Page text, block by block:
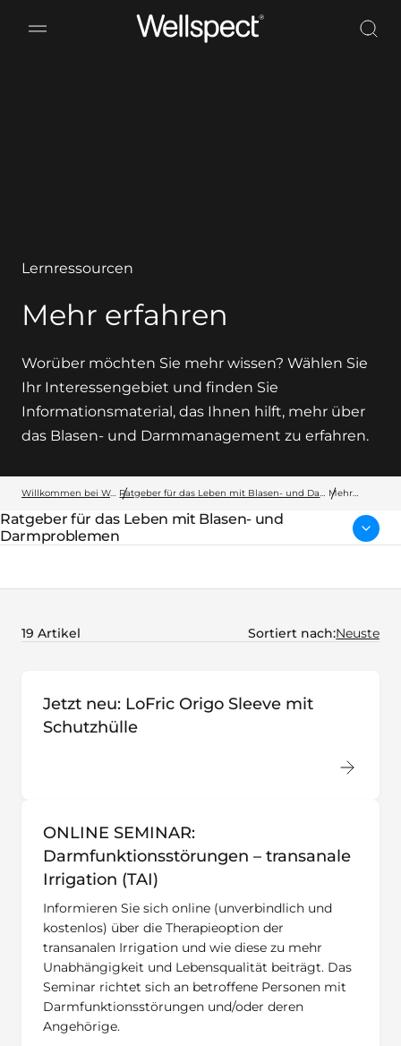
Wellspect
Lernressourcen
Mehr erfahren
Worüber möchten Sie mehr wissen? Wählen Sie
Ihr Interessengebiet und finden Sie
Informationsmaterial, das Ihnen hilft, mehr über
das Blasen- und Darmmanagement zu erfahren.
Willkommen bei Wellspect Ratgeber für das Leben mit Blasen- und Darmproblemen Mehr
übergeordnete Seite:
Ratgeber für das Leben mit Blasen- und
Darmproblemen
19 Artikel Sortiert nach:
Jetzt neu: LoFric Origo Sleeve mit
Schutzhülle
ONLINE SEMINAR:
Darmfunktionsstörungen – transanale
Irrigation (TAI)
Informieren Sie sich online (unverbindlich und
kostenlos) über die Therapieoption der
transanalen Irrigation und wie diese zu mehr
Unabhängigkeit und Lebensqualität beiträgt. Das
Seminar richtet sich an betroffene Personen mit
Darmfunktionsstörungen und/oder deren
Angehörige.